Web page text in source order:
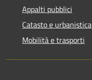
Appalti pubblici
Catasto e urbanistica
Mobilità e trasporti